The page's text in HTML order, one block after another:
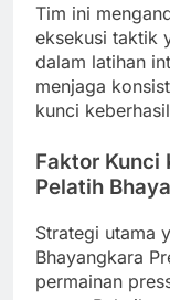
Tim ini
eksekusi taktik
dalam latihan
menjaga
kunci
Faktor Kunci
Pelatih
Strategi utama
Bhayangkara
permainan